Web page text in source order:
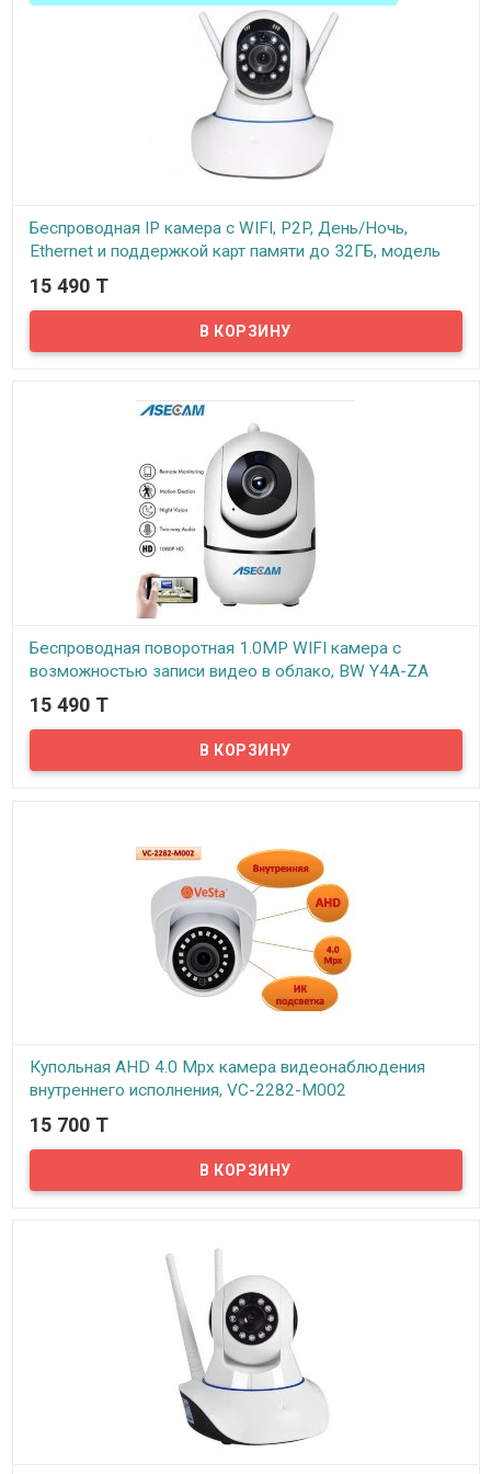
комнаты или офиса без слепых зон, в отличии от простых камер
видеонаблюдения. Такая камера способна заменить как
минимум две обычные камеры.
Беспроводная IP камера с WIFI, P2P, День/Ночь,
Ethernet и поддержкой карт памяти до 32ГБ, модель
IPC-T8610-Q2
Предлагаем купить беспроводную IP камеру внутреннего
картинка с разрешением 720p делает данную ip камеру вполне
приемлемой для использования в качестве камеры наблюдения
в небольших помещениях, офисах, квартирах, дачах и других
объектах, где радиус наблюдения вокруг камеры составляет не
больше 30 метров. Еще одним возможным применением данной
камеры стала возможность ее применения в качестве
видеоняни. Вы можете установить данную камеру возле малыша
и наблюдать за ним со смартфона или планшета из других
комнат. Беспроводная IP камера выполнена в пластиковом
корпусе, имеет небольшие размеры, и все необходимые
компоненты для быстрой установки. В комплекте с камерой
идет блок питания, кронштейн-держатель, WIFI антенна, набор
крепежных шурупов и инструкция для пользователя....
15 490 T
Беспроводная поворотная 1.0MP WIFI камера с
возможностью записи видео в облако, BW Y4A-ZA
В наличии
Представляем вам беспроводную поворотную 1.0MP WIFI камеру
с возможностью записи видео в облако, BW Y4A-ZA. Данная
камера снимает видео с разрешением 1.0 MP (720P). Может
15 490 T
Купольная AHD 4.0 Mpx камера видеонаблюдения
внутреннего исполнения, VC-2282-M002
В наличии
Предлагаем AHD камеры видеонаблюдения VeSta от
российского производителя ООО «ПротонТехнолоджи» (г.
Новосибирск). Слоган бренда VeSta «Качество выше цены»
15 700 T